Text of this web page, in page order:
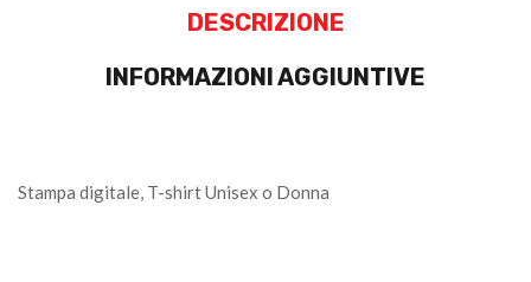
DESCRIZIONE
INFORMAZIONI AGGIUNTIVE
Stampa digitale, T-shirt Unisex o Donna